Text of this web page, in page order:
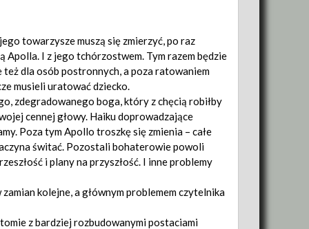
towarzysze muszą się zmierzyć, po raz
Apolla. I z jego tchórzostwem. Tym razem będzie
dla osób postronnych, a poza ratowaniem
musieli uratować dziecko.
zdegradowanego boga, który z chęcią robiłby
cennej głowy. Haiku doprowadzające
Poza tym Apollo troszkę się zmienia – całe
świtać. Pozostali bohaterowie powoli
i plany na przyszłość. I inne problemy
kolejne, a głównym problemem czytelnika
z bardziej rozbudowanymi postaciami